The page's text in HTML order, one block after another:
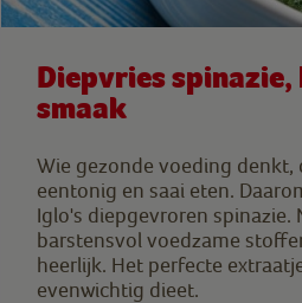
Diepvries
smaak
Wie gezonde voeding denkt,
eentonig en saai eten.
Iglo's diepgevroren spinazie.
barstensvol voedzame
heerlijk. Het perfecte
evenwichtig dieet.